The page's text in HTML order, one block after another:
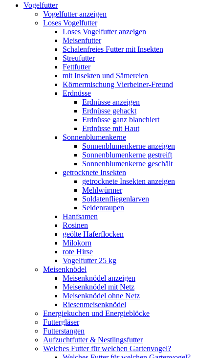
Vogelfutter
Vogelfutter anzeigen
Loses Vogelfutter
Loses Vogelfutter anzeigen
Meisenfutter
Schalenfreies Futter mit Insekten
Streufutter
Fettfutter
mit Insekten und Sämereien
Körnermischung Vierbeiner-Freund
Erdnüsse
Erdnüsse anzeigen
Erdnüsse gehackt
Erdnüsse ganz blanchiert
Erdnüsse mit Haut
Sonnenblumenkerne
Sonnenblumenkerne anzeigen
Sonnenblumenkerne gestreift
Sonnenblumenkerne geschält
getrocknete Insekten
getrocknete Insekten anzeigen
Mehlwürmer
Soldatenfliegenlarven
Seidenraupen
Hanfsamen
Rosinen
geölte Haferflocken
Milokorn
rote Hirse
Vogelfutter 25 kg
Meisenknödel
Meisenknödel anzeigen
Meisenknödel mit Netz
Meisenknödel ohne Netz
Riesenmeisenknödel
Energiekuchen und Energieblöcke
Futtergläser
Futterstangen
Aufzuchtfutter & Nestlingsfutter
Welches Futter für welchen Gartenvogel?